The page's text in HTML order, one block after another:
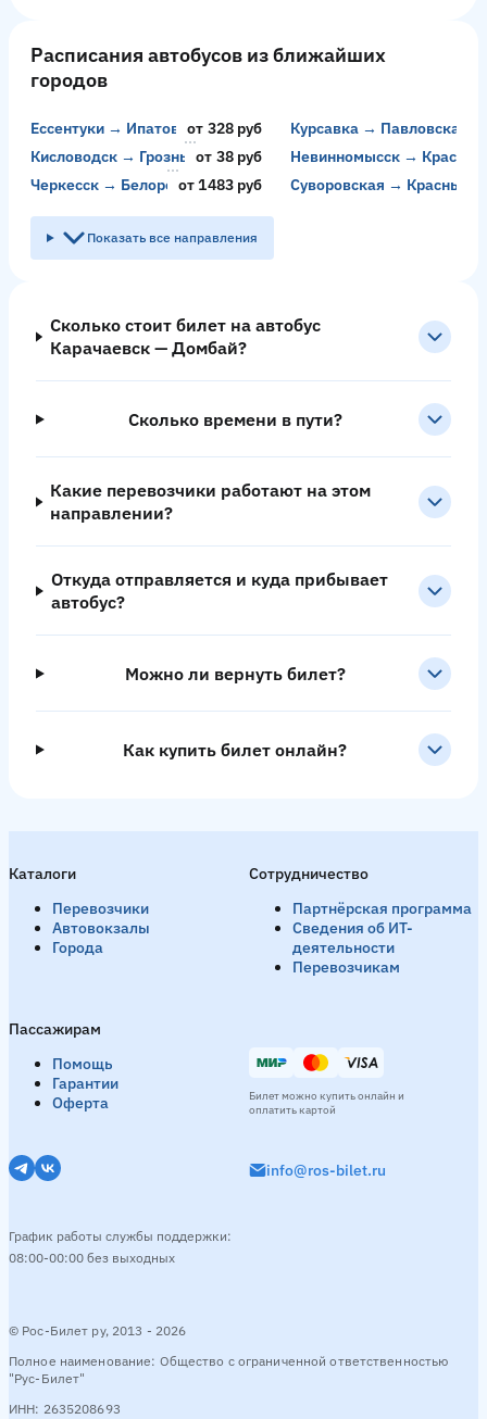
Расписания автобусов из ближайших
городов
Ессентуки → Ипатовоот 328 руб
Курсавка → Павловская
Кисловодск → Грозныйот 38 руб
Невинномысск → Красный
Черкесск → Белореченскот 1483 руб Суворовская → Красный
Показать все направления
Сколько стоит билет на автобус
Карачаевск — Домбай?
Сколько времени в пути?
Какие перевозчики работают на этом
направлении?
Откуда отправляется и куда прибывает
автобус?
Можно ли вернуть билет?
Как купить билет онлайн?
Каталоги
Перевозчики
Автовокзалы
Города
Пассажирам
Помощь
Гарантии
Оферта
Сотрудничество
Партнёрская программа
Сведения об ИТ-
деятельности
Перевозчикам
© Рос-Билет ру, 2013 - 2026
Полное наименование: Общество с ограниченной ответственностью
"Рус-Билет"
ИНН: 2635208693
info@ros-bilet.ru
График работы службы поддержки:
08:00-00:00 без выходных
Билет можно купить онлайн и
оплатить картой